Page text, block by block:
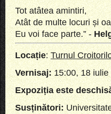
Tot atâtea amintiri,
Atât de multe locuri și
Eu voi face parte.” -
Locație:Turnul
Vernisaj:15:00, 18 iulie
Expoziția este
Susținători: